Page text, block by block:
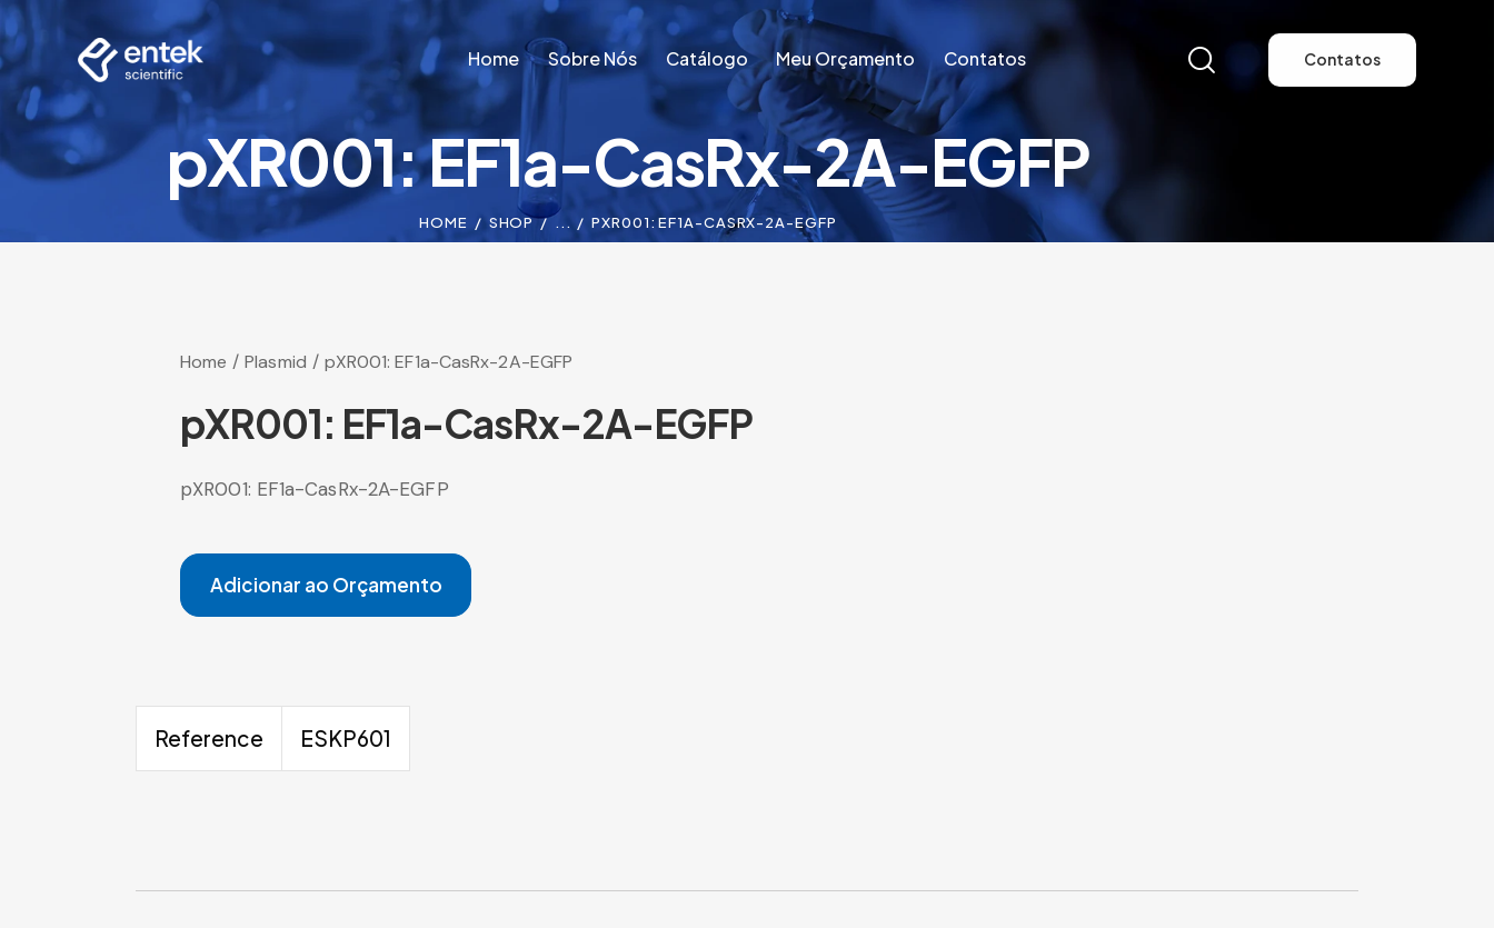
Home Sobre Nós Catálogo Meu Orçamento Contatos Contatos
Home Sobre Nós Catálogo Meu Orçamento Contatos
pXR001: EF1a-CasRx-2A-EGFP
HOME SHOP ... PXR001: EF1A-CASRX-2A-EGFP
Home Plasmid pXR001: EF1a-CasRx-2A-EGFP
pXR001: EF1a-CasRx-2A-EGFP
pXR001: EF1a-CasRx-2A-EGFP
Adicionar ao Orçamento
Reference ESKP601